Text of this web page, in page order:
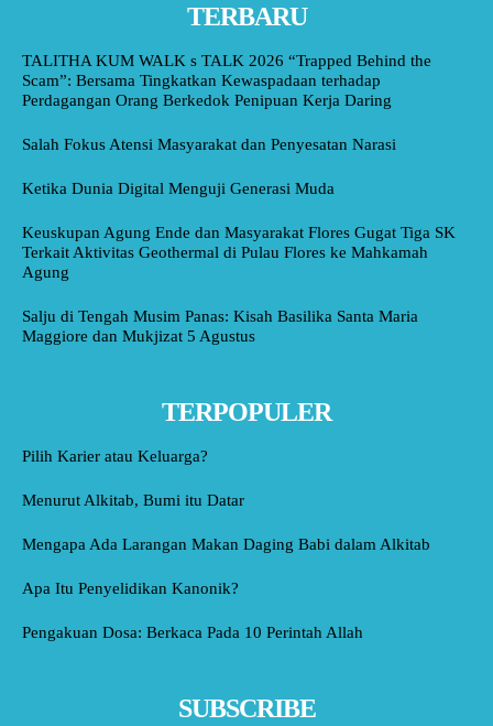
TERBARU
TALITHA KUM WALK s TALK 2026 “Trapped Behind the
Scam”: Bersama Tingkatkan Kewaspadaan terhadap
Perdagangan Orang Berkedok Penipuan Kerja Daring
Salah Fokus Atensi Masyarakat dan Penyesatan Narasi
Ketika Dunia Digital Menguji Generasi Muda
Keuskupan Agung Ende dan Masyarakat Flores Gugat Tiga SK
Terkait Aktivitas Geothermal di Pulau Flores ke Mahkamah
Agung
Salju di Tengah Musim Panas: Kisah Basilika Santa Maria
Maggiore dan Mukjizat 5 Agustus
TERPOPULER
Pilih Karier atau Keluarga?
Menurut Alkitab, Bumi itu Datar
Mengapa Ada Larangan Makan Daging Babi dalam Alkitab
Apa Itu Penyelidikan Kanonik?
Pengakuan Dosa: Berkaca Pada 10 Perintah Allah
SUBSCRIBE